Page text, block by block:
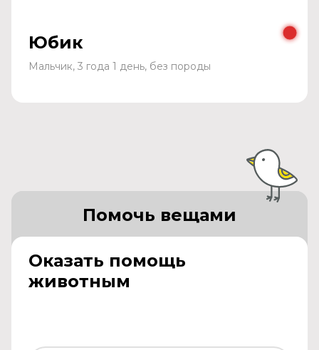
Юбик
Мальчик, 3 года 1 день, без породы
Оказать помощь
животным
Помочь вещами